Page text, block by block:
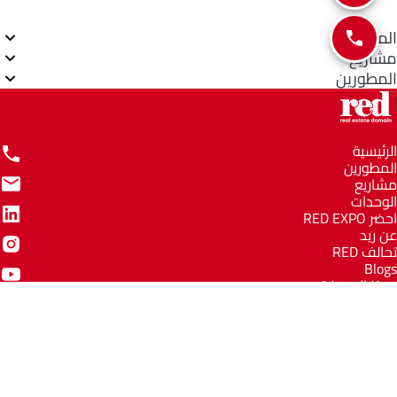
المناطق
مشاريع
المطورين
الرئيسية
المطورين
مشاريع
الوحدات
احضر RED EXPO
عن ريد
تحالف RED
Blogs
مركز المعرفة